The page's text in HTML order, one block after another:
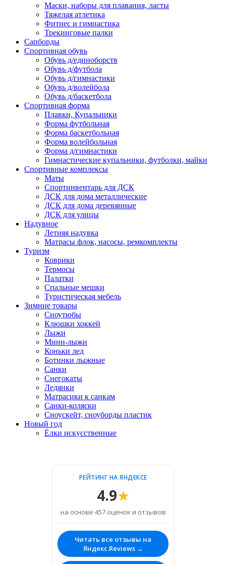
Маски, наборы для плавания, ласты
Тяжелая атлетика
Фитнес и гимнастика
Трекинговые палки
Сапборды
Спортивная обувь
Обувь д/единоборств
Обувь д/футбола
Обувь д/гимнастики
Обувь д/волейбола
Обувь д/баскетбола
Спортивная форма
Плавки, Купальники
Форма футбольная
Форма баскетбольная
Форма волейбольная
Форма д/гимнастики
Гимнастические купальники, футболки, майки
Спортивные комплексы
Маты
Спортинвентарь для ДСК
ДСК для дома металлические
ДСК для дома деревянные
ДСК для улицы
Надувное
Летняя надувка
Матрасы флок, насосы, ремкомплекты
Туризм
Коврики
Термосы
Палатки
Спальные мешки
Туристическая мебель
Зимние товары
Сноутюбы
Клюшки хоккей
Лыжи
Мини-лыжи
Коньки лед
Ботинки лыжные
Санки
Снегокаты
Ледянки
Матрасики к санкам
Санки-коляски
Сноускейт, сноуборды пластик
Новый год
Ёлки искусственные
РЕЙТИНГ НА ЯНДЕКСЕ
4.9★
на основе 457 оценок и отзывов
Читать все отзывы на
Яндекс.Reviews →